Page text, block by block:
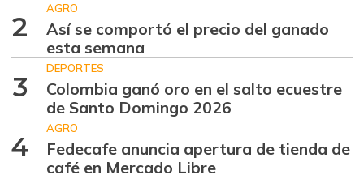
amarilla
07/25/2026
$ 5.680,00
Arroz de primera
07/25/2026
$ 3.675,00
Bagre rayado
entero fresco
$ 41.333,00
+4,20%
2
AGRO
Así se comportó el precio del ganado
esta semana
3
DEPORTES
Colombia ganó oro en el salto ecuestre
de Santo Domingo 2026
4
AGRO
Fedecafe anuncia apertura de tienda de
café en Mercado Libre